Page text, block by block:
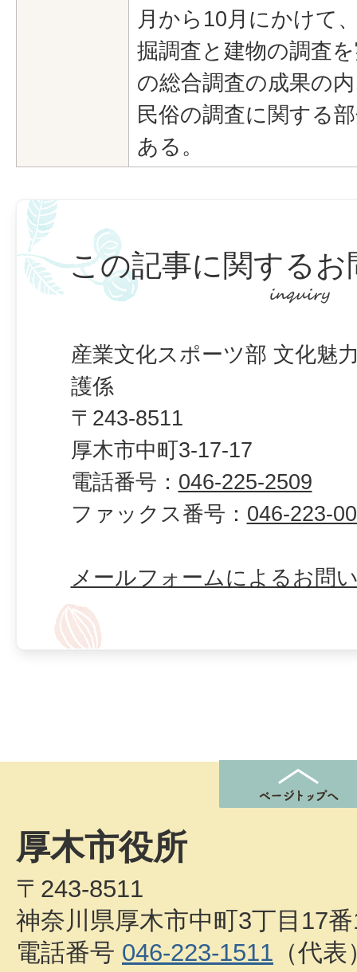
月から10月にかけて
掘調査と建物の調査
の総合調査の成果の
民俗の調査に関する
ある。
この記事に関するお
産業文化スポーツ部 文化魅
護係
〒243-8511
厚木市中町3-17-17
電話番号： 046-225-2509
ファックス番号： 046-223-
メールフォームによるお問
厚木市役所
〒243-8511
神奈川県厚木市中町3丁目17
電話番号 046-223-1511 （代表